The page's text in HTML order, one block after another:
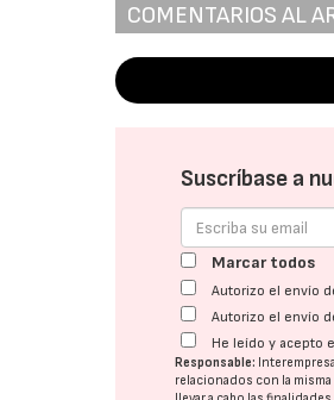
COMENTARIOS AL
Suscríbase a
Marcar todos
Autorizo el envío
Autorizo el envío
He leído y acepto
Responsable:
relacionados con la